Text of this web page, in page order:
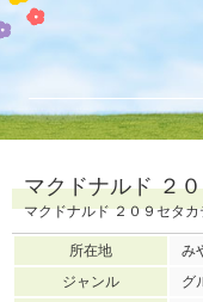
て
本
マクドナルド ２
マクドナルド ２０９セタカ
所在地
み
ジャンル
グ